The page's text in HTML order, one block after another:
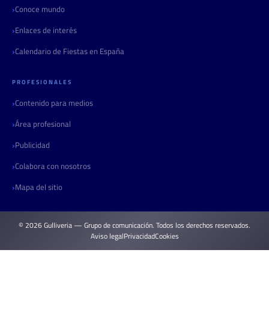
Conoce mundo
Enlaces de interés
Calendario de Fiestas en España
PROFESIONALES
Contenido para medios
Área profesional
Publicidad
Colabora con nosotros
Mapa del sitio
© 2026 Gulliveria — Grupo de comunicación. Todos los derechos reservados.
Aviso legalPrivacidadCookies